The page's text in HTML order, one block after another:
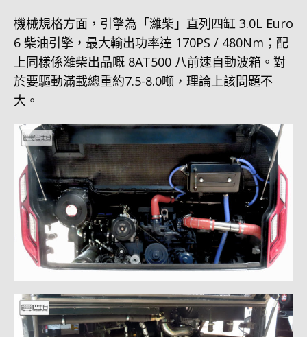
機械規格方面，引擎為「濰柴」直列四缸 3.0L Euro
6 柴油引擎，最大輸出功率達 170PS / 480Nm；配
上同樣係濰柴出品嘅 8AT500 八前速自動波箱。對
於要驅動滿載總重約7.5-8.0噸，理論上該問題不
大。